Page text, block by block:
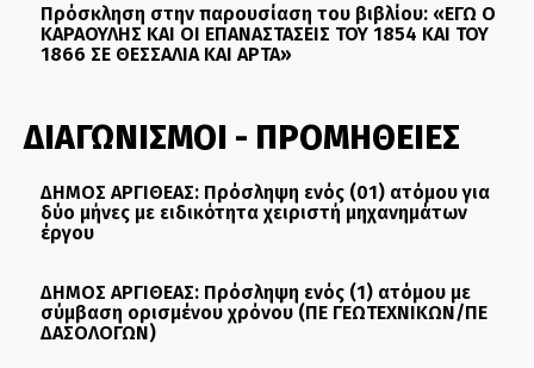
Πρόσκληση στην παρουσίαση του βιβλίου: «ΕΓΩ Ο
ΚΑΡΑΟΥΛΗΣ ΚΑΙ ΟΙ ΕΠΑΝΑΣΤΑΣΕΙΣ ΤΟΥ 1854 ΚΑΙ ΤΟΥ
1866 ΣΕ ΘΕΣΣΑΛΙΑ ΚΑΙ ΑΡΤΑ»
ΔΙΑΓΩΝΙΣΜΟΙ - ΠΡΟΜΗΘΕΙΕΣ
ΔΗΜΟΣ ΑΡΓΙΘΕΑΣ: Πρόσληψη ενός (01) ατόμου για
δύο μήνες με ειδικότητα χειριστή μηχανημάτων
έργου
ΔΗΜΟΣ ΑΡΓΙΘΕΑΣ: Πρόσληψη ενός (1) ατόμου με
σύμβαση ορισμένου χρόνου (ΠΕ ΓΕΩΤΕΧΝΙΚΩΝ/ΠΕ
ΔΑΣΟΛΟΓΩΝ)